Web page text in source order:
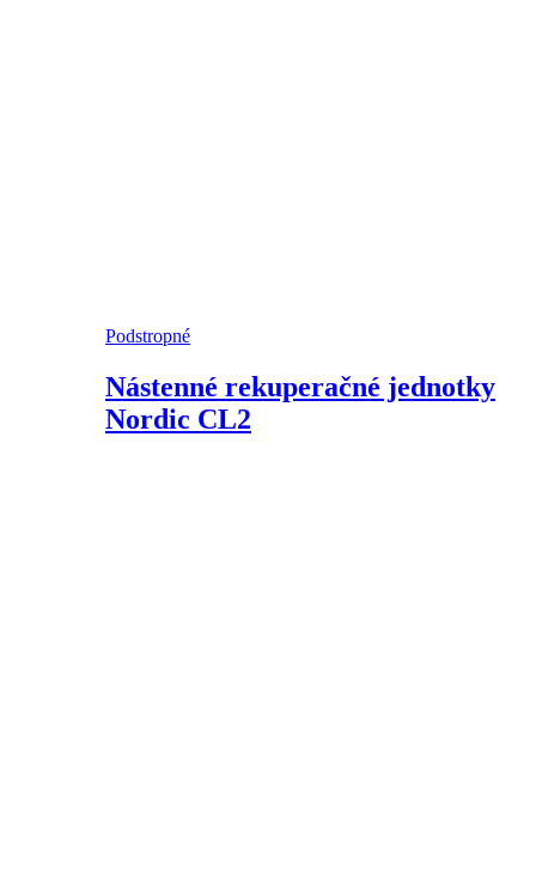
Podstropné
Nástenné rekuperačné jednotky
Nordic CL2